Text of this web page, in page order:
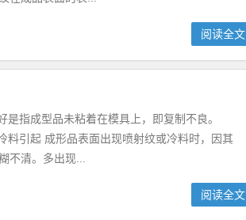
阅读全文
指成型品未粘着在模具上，即复制不良。
料引起 成形品表面出现喷射纹或冷料时，因其
不清。多出现...
阅读全文